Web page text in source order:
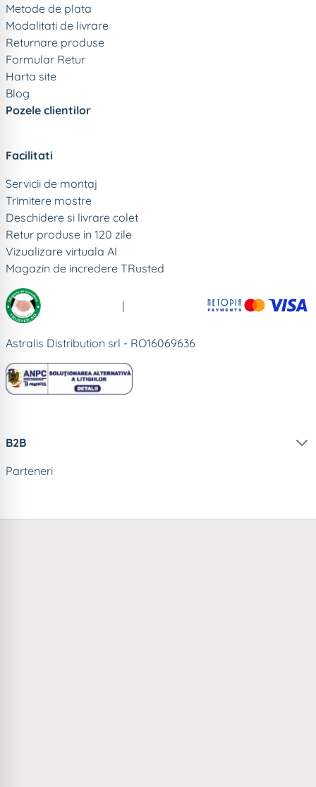
Metode de plata
Modalitati de livrare
Returnare produse
Formular Retur
Harta site
Blog
Pozele clientilor
Facilitati
Servicii de montaj
Trimitere mostre
Deschidere si livrare colet
Retur produse in 120 zile
Vizualizare virtuala AI
Magazin de incredere TRusted
|
Astralis Distribution srl - RO16069636
B2B
Parteneri